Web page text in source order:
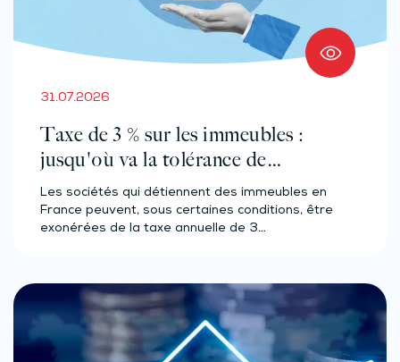
31.07.2026
Taxe de 3 % sur les immeubles :
jusqu'où va la tolérance de
l'administration ?
Les sociétés qui détiennent des immeubles en
France peuvent, sous certaines conditions, être
exonérées de la taxe annuelle de 3…